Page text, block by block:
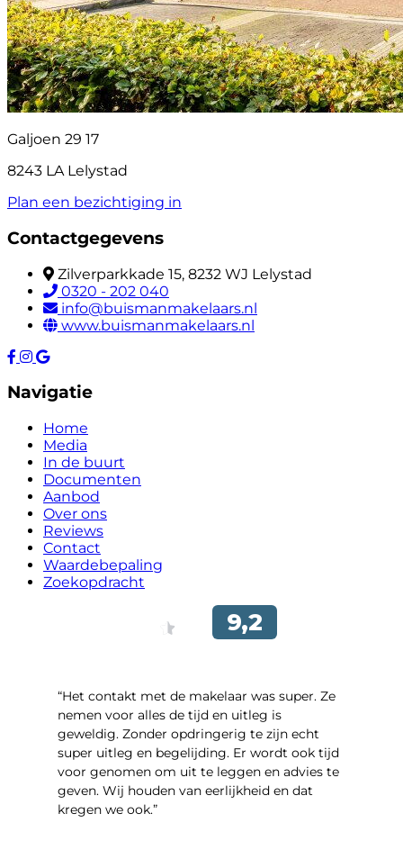
Galjoen 29 17
8243 LA Lelystad
Plan een bezichtiging in
Contactgegevens
Zilverparkkade 15, 8232 WJ Lelystad
0320 - 202 040
info@buismanmakelaars.nl
www.buismanmakelaars.nl
Navigatie
Home
Media
In de buurt
Documenten
Aanbod
Over ons
Reviews
Contact
Waardebepaling
Zoekopdracht
“Het contakt met de makelaar was super. Ze
nemen voor alles de tijd en uitleg is
geweldig. Zonder opdringerig te zijn echt
super uitleg en begelijding. Er wordt ook tijd
voor genomen om uit te leggen en advies te
geven. Wij houden van eerlijkheid en dat
kregen we ook.”